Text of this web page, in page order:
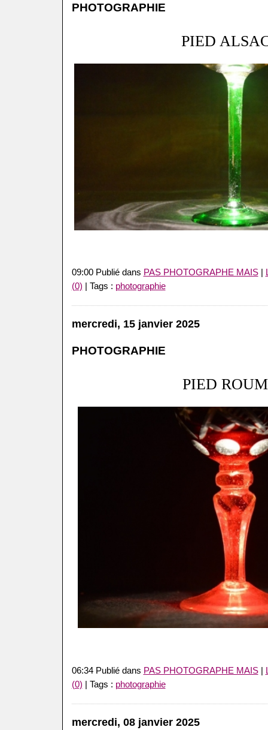
PHOTOGRAPHIE
PIED
09:00 Publié dans PAS PHOTOGRAPHE MAIS|
(0) | Tags : photographie
mercredi, 15 janvier 2025
PHOTOGRAPHIE
PIED
06:34 Publié dans PAS PHOTOGRAPHE MAIS|
(0) | Tags : photographie
mercredi, 08 janvier 2025